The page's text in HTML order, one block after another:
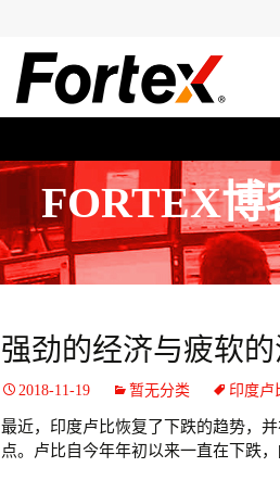
FORTEX博
强劲的经济与疲软的
2018-11-19 暂无分类 印度卢
最近，印度卢比恢复了下跌的趋势，
点。卢比自今年年初以来一直在下跌